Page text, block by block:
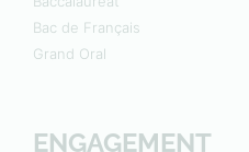
Bac de Français
Grand Oral
ENGAGEMENT